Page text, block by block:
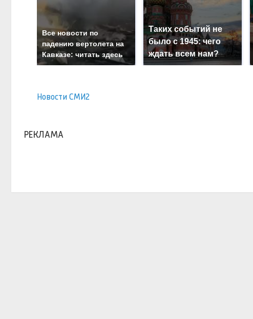
Все новости по
падению вертолета на
Кавказе: читать здесь
Таких событий не
было с 1945: чего
ждать всем нам?
Новости СМИ2
РЕКЛАМА